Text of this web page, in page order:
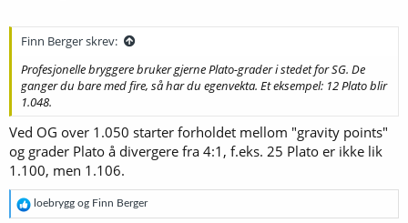
Finn Berger skrev:
Profesjonelle bryggere bruker gjerne Plato-grader i stedet for SG. De
ganger du bare med fire, så har du egenvekta. Et eksempel: 12 Plato blir
1.048.
Ved OG over 1.050 starter forholdet mellom "gravity points"
og grader Plato å divergere fra 4:1, f.eks. 25 Plato er ikke lik
1.100, men 1.106.
R
e
loebrygg og Finn Berger